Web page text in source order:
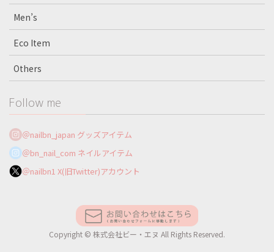
Men’s
Eco Item
Others
Follow me
＠nailbn_japan グッズアイテム
＠bn_nail_com ネイルアイテム
＠nailbn1 X(旧Twitter)アカウント
Copyright © 株式会社ビー・エヌ All Rights Reserved.